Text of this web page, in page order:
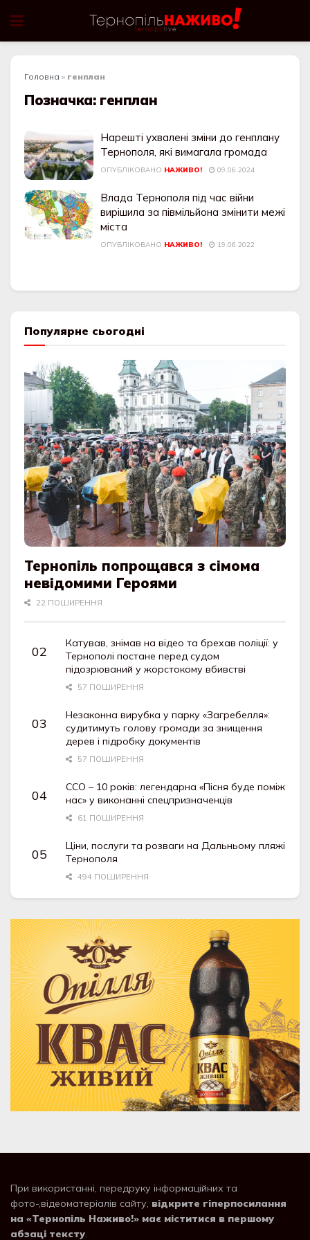
Головна » генплан
Позначка: генплан
Нарешті ухвалені зміни до генплану
Тернополя, які вимагала громада
ОПУБЛІКОВАНО НАЖИВО! 09.06.2024
Влада Тернополя під час війни
вирішила за півмільйона змінити межі
міста
ОПУБЛІКОВАНО НАЖИВО! 19.06.2022
Популярне сьогодні
Тернопіль попрощався з сімома
невідомими Героями
22 ПОШИРЕННЯ
Катував, знімав на відео та брехав поліції: у
Тернополі постане перед судом
підозрюваний у жорстокому вбивстві
57 ПОШИРЕННЯ
Незаконна вирубка у парку «Загребелля»:
судитимуть голову громади за знищення
дерев і підробку документів
57 ПОШИРЕННЯ
ССО – 10 років: легендарна «Пісня буде поміж
нас» у виконанні спецпризначенців
61 ПОШИРЕННЯ
Ціни, послуги та розваги на Дальньому пляжі
Тернополя
494 ПОШИРЕННЯ
При використанні, передруку інформаційних та
фото-,відеоматеріалів сайту, відкрите гіперпосилання
на «Тернопіль Наживо!» має міститися в першому
абзаці тексту.